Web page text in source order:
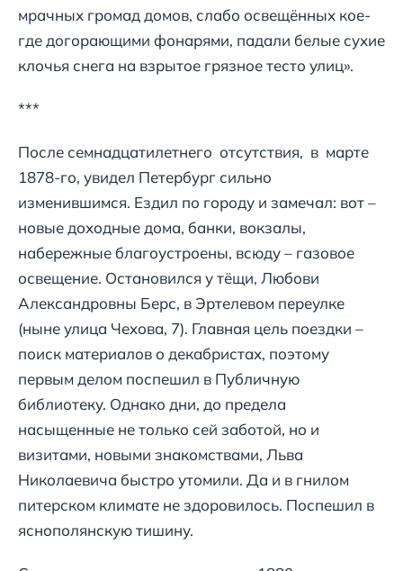
мрачных громад домов, слабо освещённых кое-
где догорающими фонарями, падали белые сухие
клочья снега на взрытое грязное тесто улиц».
***
После семнадцатилетнего отсутствия, в марте
1878-го, увидел Петербург сильно
изменившимся. Ездил по городу и замечал: вот –
новые доходные дома, банки, вокзалы,
набережные благоустроены, всюду – газовое
освещение. Остановился у тёщи, Любови
Александровны Берс, в Эртелевом переулке
(ныне улица Чехова, 7). Главная цель поездки –
поиск материалов о декабристах, поэтому
первым делом поспешил в Публичную
библиотеку. Однако дни, до предела
насыщенные не только сей заботой, но и
визитами, новыми знакомствами, Льва
Николаевича быстро утомили. Да и в гнилом
питерском климате не здоровилось. Поспешил в
яснополянскую тишину.